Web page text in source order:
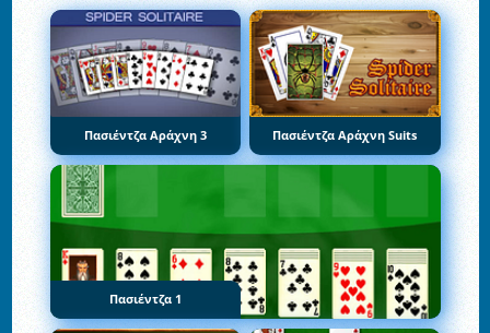
Πασιέντζα Αράχνη 3 Πασιέντζα Αράχνη Suits
Πασιέντζα 1